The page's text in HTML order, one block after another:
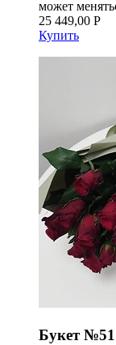
может
25 449,00 Р
Купить
Букет №51